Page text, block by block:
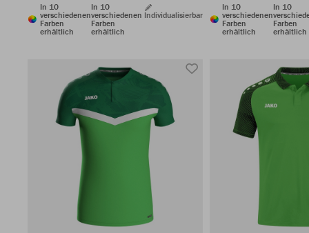
In 10
verschiedenen
Farben
erhältlich
In 10
verschiedenen
Farben
erhältlich
Individualisierbar
In 10
verschiedenen
Farben
erhältlich
In 10
Farben
erhältlich